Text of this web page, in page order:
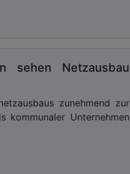
sehen Netzausbau
zunehmend zur
kommunaler Unternehmen